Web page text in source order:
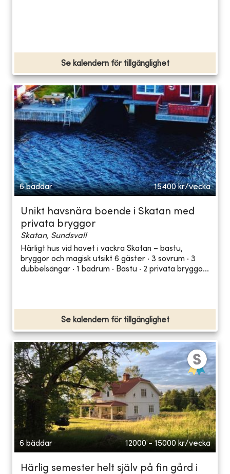
Se kalendern för tillgänglighet
6 bäddar 15400 kr/vecka
Unikt havsnära boende i Skatan med
privata bryggor
Skatan, Sundsvall
Härligt hus vid havet i vackra Skatan – bastu,
bryggor och magisk utsikt 6 gäster · 3 sovrum · 3
dubbelsängar · 1 badrum · Bastu · 2 privata bryggo...
Se kalendern för tillgänglighet
6 bäddar 12000 - 15000 kr/vecka
Härlig semester helt själv på fin gård i